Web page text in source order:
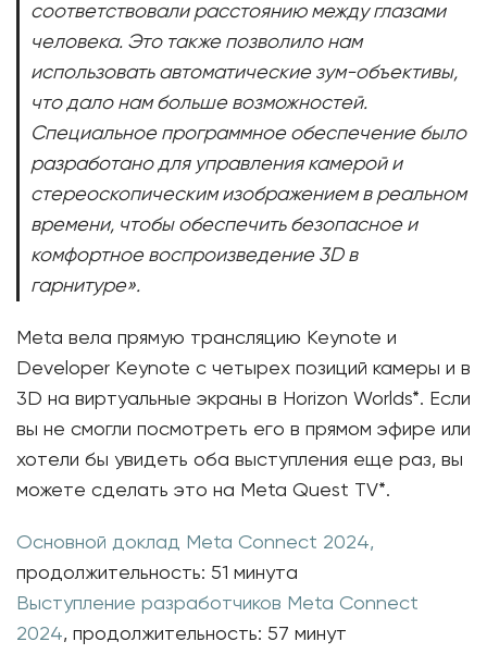
соответствовали расстоянию между глазами
человека. Это также позволило нам
использовать автоматические зум-объективы,
что дало нам больше возможностей.
Специальное программное обеспечение было
разработано для управления камерой и
стереоскопическим изображением в реальном
времени, чтобы обеспечить безопасное и
комфортное воспроизведение 3D в
гарнитуре».
Meta вела прямую трансляцию Keynote и
Developer Keynote с четырех позиций камеры и в
3D на виртуальные экраны в Horizon Worlds*. Если
вы не смогли посмотреть его в прямом эфире или
хотели бы увидеть оба выступления еще раз, вы
можете сделать это на Meta Quest TV*.
Основной доклад Meta Connect 2024,
продолжительность: 51 минута
Выступление разработчиков Meta Connect
2024, продолжительность: 57 минут